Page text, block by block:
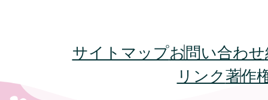
サイトマップお問い合わせ
リンク著作